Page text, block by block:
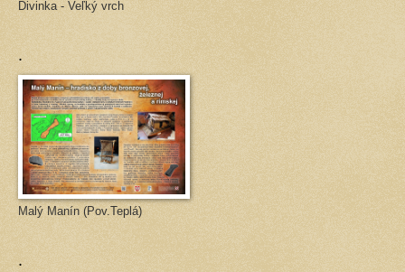
Divinka - Veľký vrch
.
Malý Manín (Pov.Teplá)
.